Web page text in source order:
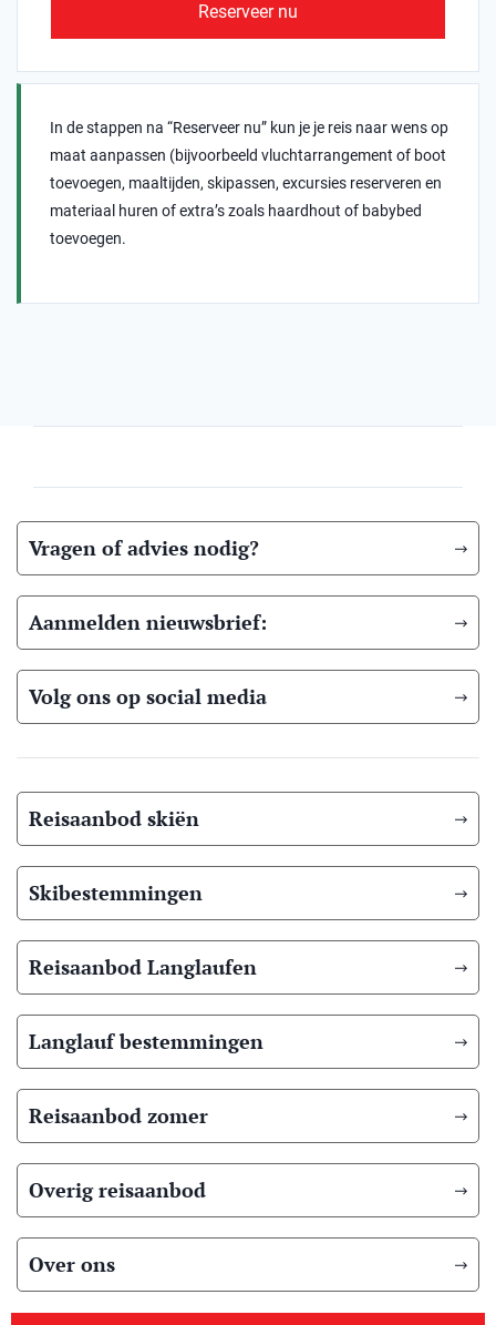
Reserveer nu
In de stappen na “Reserveer nu” kun je je reis naar wens op
maat aanpassen (bijvoorbeeld vluchtarrangement of boot
toevoegen, maaltijden, skipassen, excursies reserveren en
materiaal huren of extra’s zoals haardhout of babybed
toevoegen.
Vragen of advies nodig?
Aanmelden nieuwsbrief:
Volg ons op social media
Reisaanbod skiën
Skibestemmingen
Reisaanbod Langlaufen
Langlauf bestemmingen
Reisaanbod zomer
Overig reisaanbod
Over ons